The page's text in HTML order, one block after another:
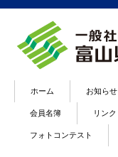
ホーム お知らせ
会員名簿 リンク
フォトコンテスト